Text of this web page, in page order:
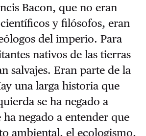
Bacon, que no eran
y filósofos, eran
del imperio. Para
nativos de las tierras
salvajes. Eran parte de la
una larga historia que
se ha negado a
negado a entender que
ambiental, el ecologismo,